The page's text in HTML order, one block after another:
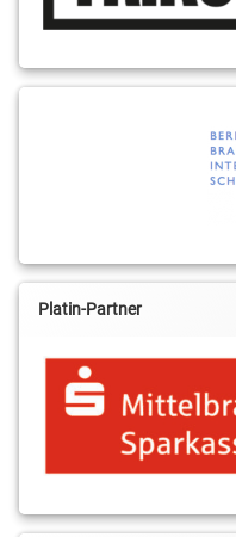
Platin-Partner